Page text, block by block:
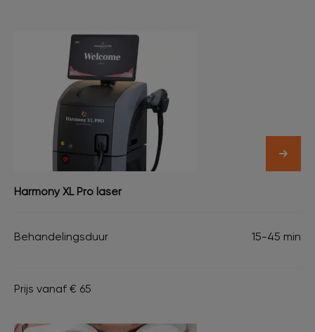
Harmony XL Pro laser
Behandelingsduur 15-45 min
Prijs vanaf € 65